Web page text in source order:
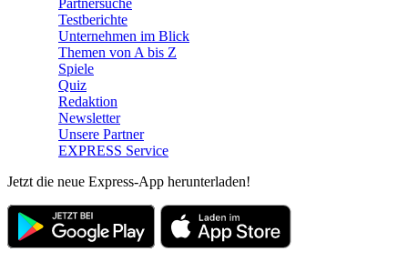
Testberichte
Unternehmen im Blick
Themen von A bis Z
Spiele
Quiz
Redaktion
Newsletter
Unsere Partner
EXPRESS Service
Jetzt die neue Express-App herunterladen!